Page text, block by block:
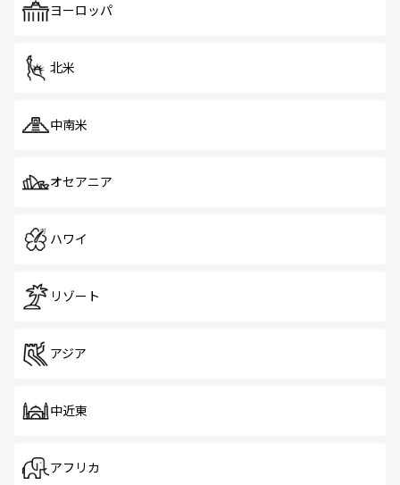
で、ホーカーズは地元の風情を楽しめる外せないスポット
ヨーロッパ
北米
中南米
オセアニア
ハワイ
リゾート
アジア
中近東
アフリカ